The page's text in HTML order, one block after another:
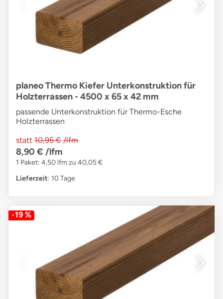
planeo Thermo Kiefer Unterkonstruktion für
Holzterrassen - 4500 x 65 x 42 mm
passende Unterkonstruktion für Thermo-Esche
Holzterrassen
statt 10,95 € /lfm
8,90 € /lfm
1 Paket: 4,50 lfm zu 40,05 €
Lieferzeit: 10 Tage
-19 %